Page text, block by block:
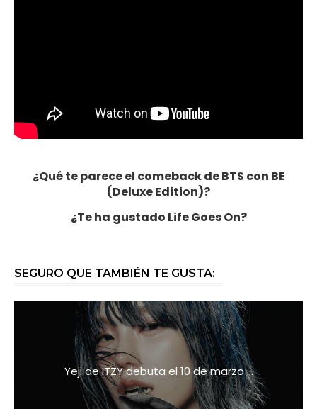
¿Qué te parece el comeback de BTS con BE
(Deluxe Edition)?
¿Te ha gustado Life Goes On?
SEGURO QUE TAMBIÉN TE GUSTA:
Yeji de ITZY debuta el 10 de marzo ...